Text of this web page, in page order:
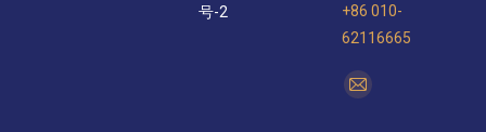
号-2
+86 010-
62116665
找到我们：
Mail